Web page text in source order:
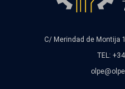
C/ Merindad de Montija
TEL: